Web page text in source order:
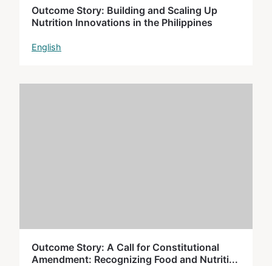
Outcome Story: Building and Scaling Up
Nutrition Innovations in the Philippines
English
Outcome Story: A Call for Constitutional
Amendment: Recognizing Food and Nutriti...